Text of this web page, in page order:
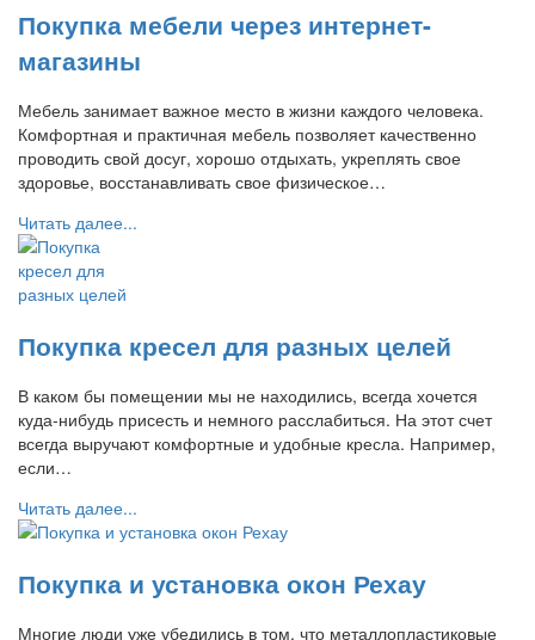
Покупка мебели через интернет-
магазины
Мебель занимает важное место в жизни каждого человека.
Комфортная и практичная мебель позволяет качественно
проводить свой досуг, хорошо отдыхать, укреплять свое
здоровье, восстанавливать свое физическое…
Читать далее...
Покупка кресел для разных целей
В каком бы помещении мы не находились, всегда хочется
куда-нибудь присесть и немного расслабиться. На этот счет
всегда выручают комфортные и удобные кресла. Например,
если…
Читать далее...
Покупка и установка окон Рехау
Многие люди уже убедились в том, что металлопластиковые